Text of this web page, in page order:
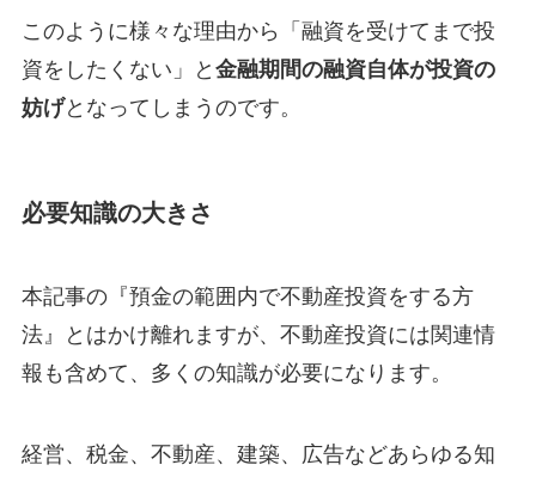
このように様々な理由から「融資を受けてまで投
資をしたくない」と 金融期間の融資自体が投資の
妨げとなってしまうのです。
必要知識の大きさ
本記事の『預金の範囲内で不動産投資をする方
法』とはかけ離れますが、不動産投資には関連情
報も含めて、多くの知識が必要になります。
経営、税金、不動産、建築、広告などあらゆる知